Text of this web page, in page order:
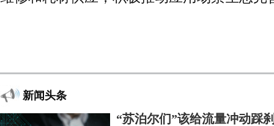
新闻头条
“苏泊尔们”该给流量冲动踩